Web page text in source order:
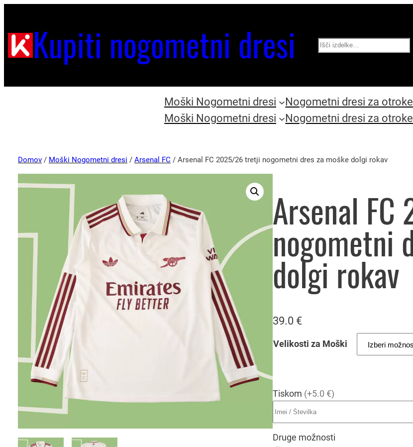
Kupiti nogometni dresi Search
Moški Nogometni dresi Nogometni dresi za otroke
Moški Nogometni dresi
Nogometni dresi za otroke
Domov / Moški Nogometni dresi / Arsenal FC / Arsenal FC 2025/26 tretji nogometni dres za moške dolgi rokav
Arsenal
nogometni
dolgi rokav
39.0 €
Velikosti za Moški
Tiskom (+5.0 €)
Druge možnosti